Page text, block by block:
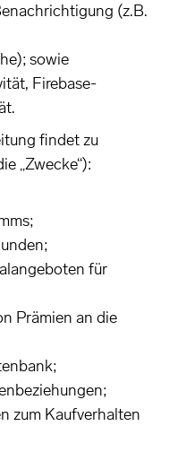
(z.B.
sowie
Firebase-
findet zu
„Zwecke“):
für
Prämien an die
zum Kaufverhalten